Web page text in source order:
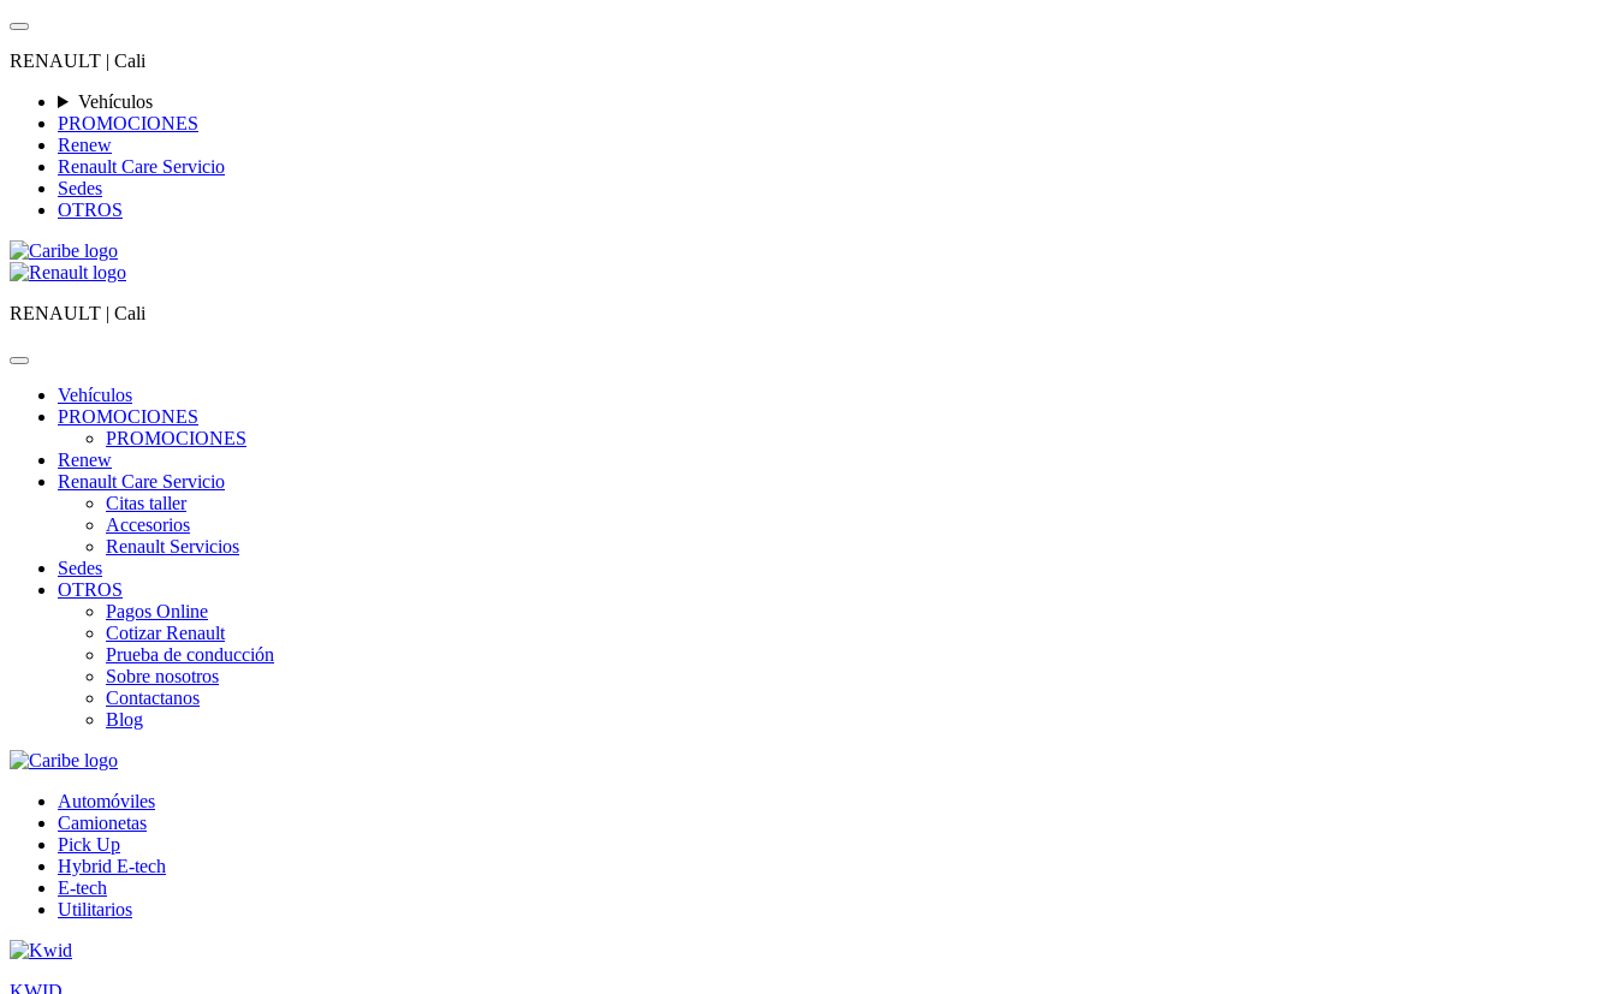
RENAULT | Cali
Vehículos
PROMOCIONES
Renew
Renault Care Servicio
Sedes
OTROS
RENAULT | Cali
Vehículos
PROMOCIONES
PROMOCIONES
Renew
Renault Care Servicio
Citas taller
Accesorios
Renault Servicios
Sedes
OTROS
Pagos Online
Cotizar Renault
Prueba de conducción
Sobre nosotros
Contactanos
Blog
Automóviles
Camionetas
Pick Up
Hybrid E-tech
E-tech
Utilitarios